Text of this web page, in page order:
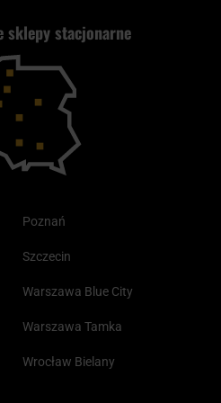
sklepy stacjonarne
Poznań
Szczecin
Warszawa Blue City
Warszawa Tamka
Wrocław Bielany